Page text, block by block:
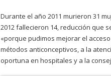
Durante el año 2011 murieron 31
2012 fallecieron 14, reducción que
«porque pudimos mejorar el
métodos anticonceptivos, a la
oportuna en hospitales y a la